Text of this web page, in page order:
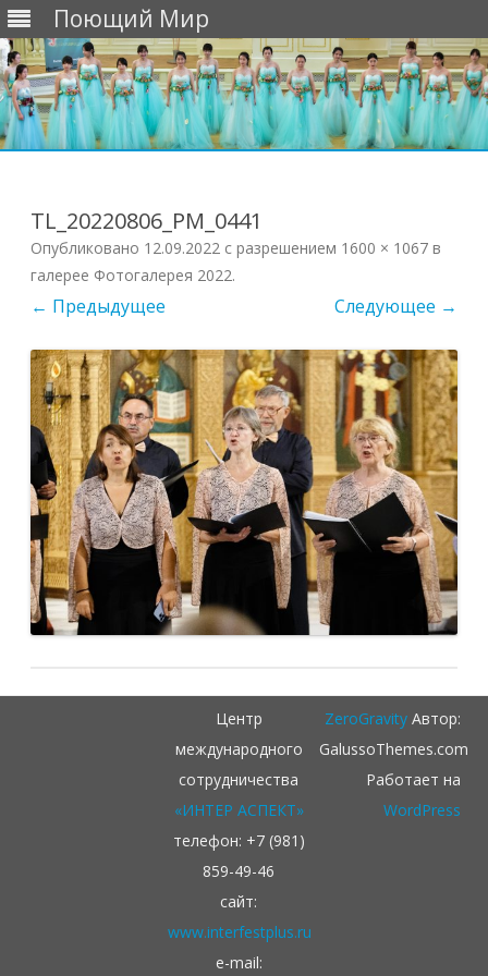
Поющий Мир
TL_20220806_PM_0441
Опубликовано 12.09.2022 с разрешением 1600 × 1067 в
галерее Фотогалерея 2022.
← Предыдущее Следующее →
Центр
международного
сотрудничества
«ИНТЕР АСПЕКТ»
телефон: +7 (981)
859-49-46
сайт:
www.interfestplus.ru
e-mail:
ZeroGravityАвтор:
GalussoThemes.com
Работает на
WordPress